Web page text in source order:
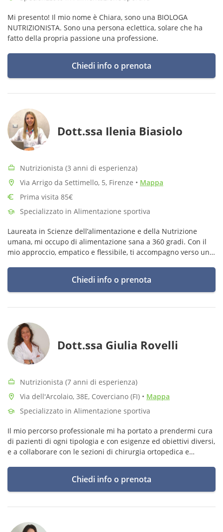
Mi presento! Il mio nome è Chiara, sono una BIOLOGA
NUTRIZIONISTA. Sono una persona eclettica, solare che ha
fatto della propria passione una professione.
Chiedi info o prenota
Dott.ssa Ilenia Biasiolo
Nutrizionista (3 anni di esperienza)
Via Arrigo da Settimello, 5, Firenze • Mappa
Prima visita 85€
Specializzato in Alimentazione sportiva
Laureata in Scienze dell’alimentazione e della Nutrizione
umana, mi occupo di alimentazione sana a 360 gradi. Con il
mio approccio, empatico e flessibile, ti accompagno verso un
Chiedi info o prenota
Dott.ssa Giulia Rovelli
Nutrizionista (7 anni di esperienza)
Via dell'Arcolaio, 38E, Coverciano (FI) • Mappa
Specializzato in Alimentazione sportiva
Il mio percorso professionale mi ha portato a prendermi cura
di pazienti di ogni tipologia e con esigenze ed obiettivi diversi,
e a collaborare con le sezioni di chirurgia ortopedica e
Chiedi info o prenota